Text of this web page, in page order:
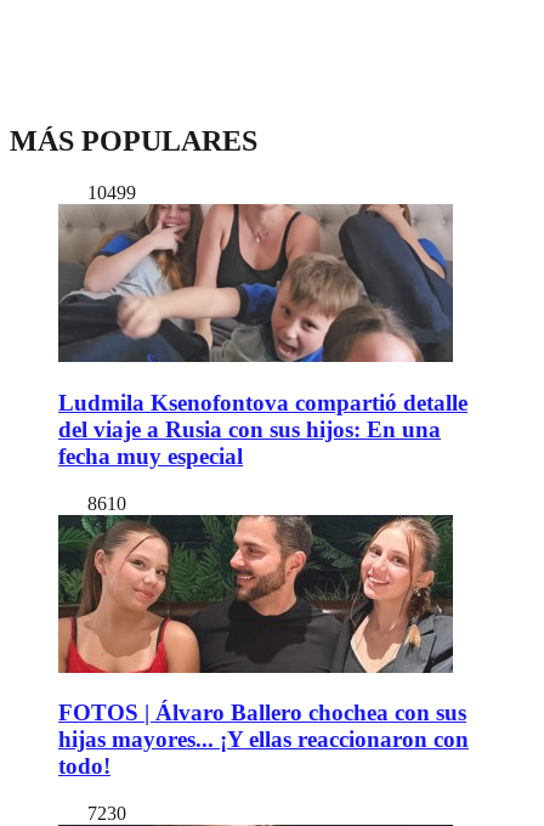
MÁS POPULARES
10499
Ludmila Ksenofontova compartió detalle
del viaje a Rusia con sus hijos: En una
fecha muy especial
8610
FOTOS | Álvaro Ballero chochea con sus
hijas mayores... ¡Y ellas reaccionaron con
todo!
7230